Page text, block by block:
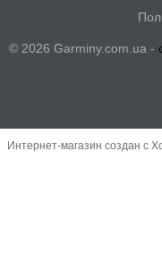
© 2026 Garminy.com.ua -
Интернет-магазин создан с